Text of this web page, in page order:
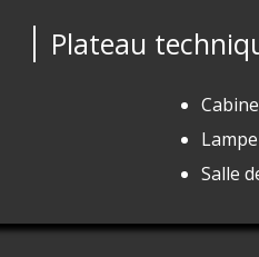
Plateau
Salle